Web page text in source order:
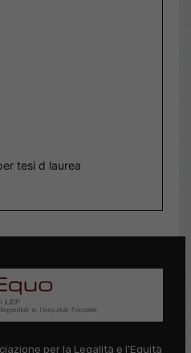
tesi d laurea
per la Legalità e l'Equità